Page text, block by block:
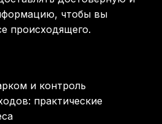
чтобы вы
происходящего.
и контроль
практические